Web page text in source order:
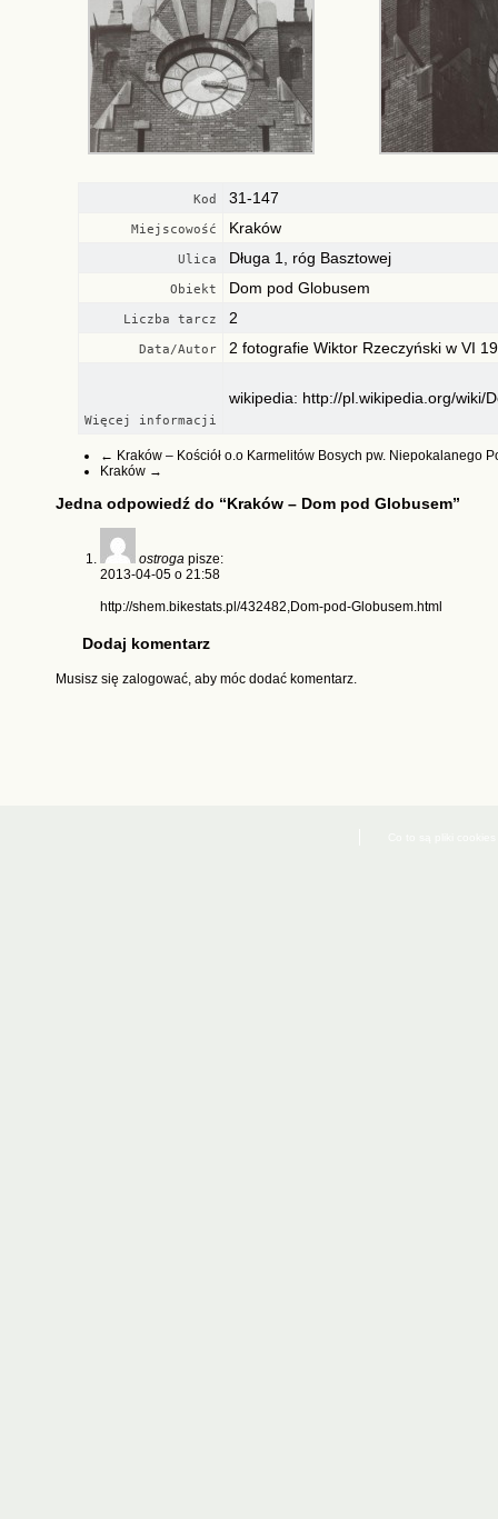
Kod 31-147
Miejscowość Kraków
Ulica Długa 1, róg Basztowej
Obiekt Dom pod Globusem
Liczba tarcz 2
Data/Autor 2 fotografie Wiktor Rzeczyński w VI
Więcej informacji
wikipedia: http://pl.wikipedia.org/wiki/
← Kraków – Kościół o.o Karmelitów Bosych pw. Niepokalanego
Kraków →
Jedna odpowiedź do “Kraków – Dom pod Globusem”
ostroga pisze:
2013-04-05 o 21:58
http://shem.bikestats.pl/432482,Dom-pod-Globusem.html
Dodaj komentarz
Musisz się zalogować, aby móc dodać komentarz.